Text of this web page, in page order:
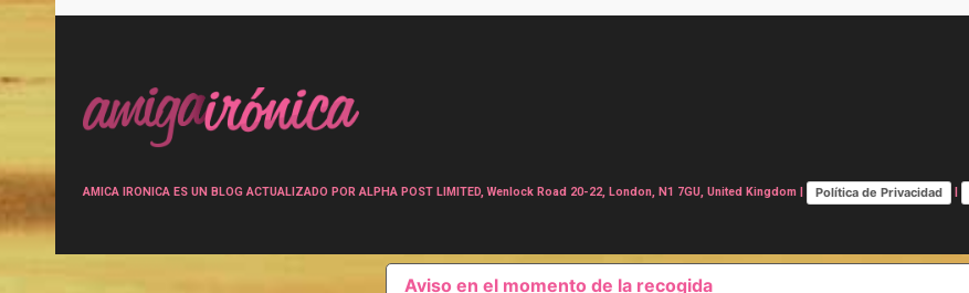
AMICA IRONICA ES UN BLOG ACTUALIZADO POR ALPHA POST LIMITED, Wenlock Road 20-22, London, N1 7GU, United Kingdom | Política de Privacidad
Aviso en el momento de la recogida